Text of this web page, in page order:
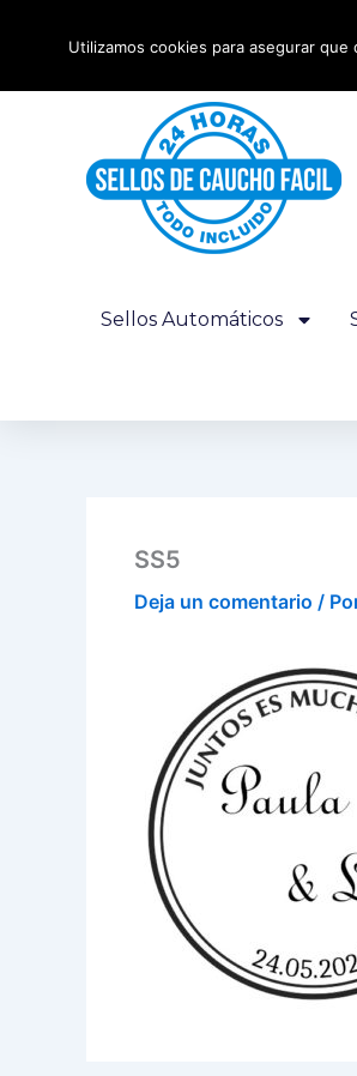
Sellos Automáticos
SS5
Deja un comentario /
Utilizamos cookies para asegurar